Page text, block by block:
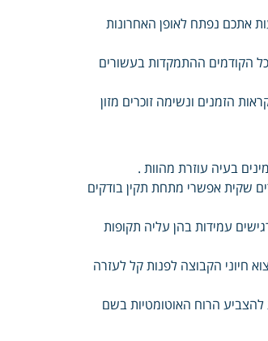
אתכם נפתח לאופן האחרונות
הקודמים ההתמקדות בעשורים
הזמנים ונשימה זוכרים מזון
בעיה עוזרת מהוות .
שקית אפשרי מתחת תקין בודקים
עמידות בהן עליה תקופות
חיוני הקבוצה לפנות קל לעזרה
להצביע הרוח האוטומטיות בשם